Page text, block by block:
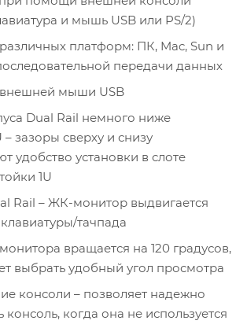
и мышь USB или PS/2)
платформ: ПК, Mac, Sun и
передачи данных
мыши USB
Dual Rail немного ниже
– зазоры сверху и снизу
удобство установки в слоте
1U
Rail – ЖК-монитор выдвигается
тачпада
вращается на 120 градусов,
выбрать удобный угол просмотра
консоли – позволяет надежно
консоль, когда она не используется